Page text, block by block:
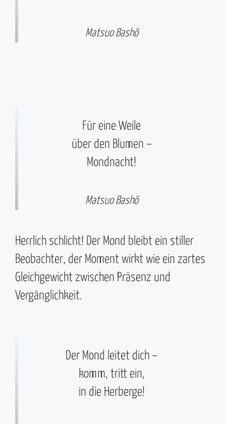
Matsuo Bashō
Für eine Weile
über den Blumen –
Mondnacht!
Matsuo Bashō
Herrlich schlicht! Der Mond bleibt ein stiller
Beobachter, der Moment wirkt wie ein zartes
Gleichgewicht zwischen Präsenz und
Vergänglichkeit.
Der Mond leitet dich –
komm, tritt ein,
in die Herberge!